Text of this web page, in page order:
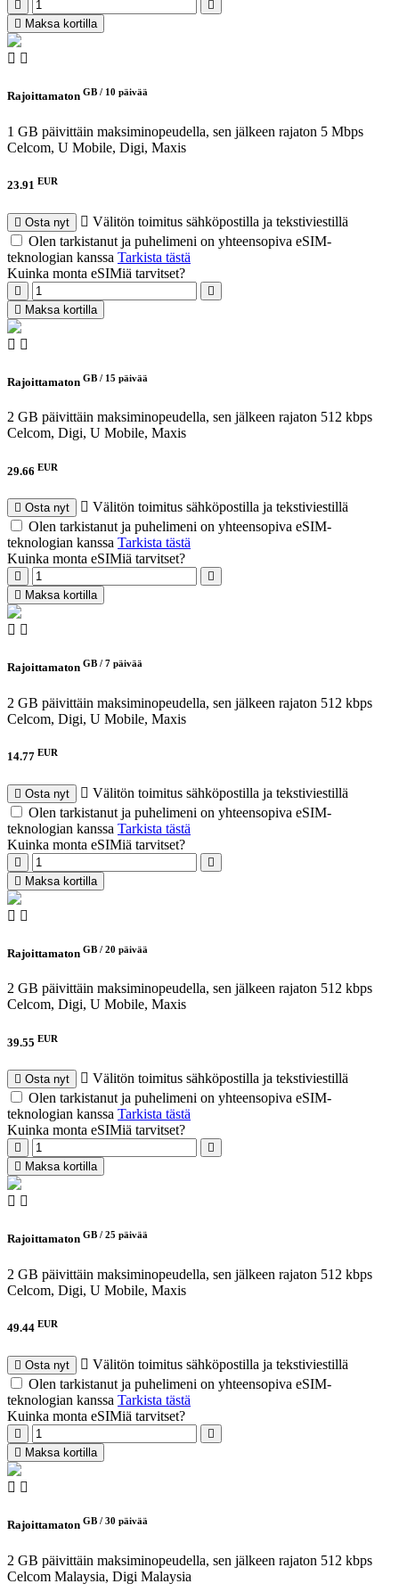
Maksa kortilla
Rajoittamaton GB / 10 päivää
1 GB päivittäin maksiminopeudella, sen jälkeen rajaton 5 Mbps
Celcom, U Mobile, Digi, Maxis
23.91 EUR
Osta nyt
Välitön toimitus sähköpostilla ja tekstiviestillä
Olen tarkistanut ja puhelimeni on yhteensopiva eSIM-
teknologian kanssa Tarkista tästä
Kuinka monta eSIMiä tarvitset?
Maksa kortilla
Rajoittamaton GB / 15 päivää
2 GB päivittäin maksiminopeudella, sen jälkeen rajaton 512 kbps
Celcom, Digi, U Mobile, Maxis
29.66 EUR
Osta nyt
Välitön toimitus sähköpostilla ja tekstiviestillä
Olen tarkistanut ja puhelimeni on yhteensopiva eSIM-
teknologian kanssa Tarkista tästä
Kuinka monta eSIMiä tarvitset?
Maksa kortilla
Rajoittamaton GB / 7 päivää
2 GB päivittäin maksiminopeudella, sen jälkeen rajaton 512 kbps
Celcom, Digi, U Mobile, Maxis
14.77 EUR
Osta nyt
Välitön toimitus sähköpostilla ja tekstiviestillä
Olen tarkistanut ja puhelimeni on yhteensopiva eSIM-
teknologian kanssa Tarkista tästä
Kuinka monta eSIMiä tarvitset?
Maksa kortilla
Rajoittamaton GB / 20 päivää
2 GB päivittäin maksiminopeudella, sen jälkeen rajaton 512 kbps
Celcom, Digi, U Mobile, Maxis
39.55 EUR
Osta nyt
Välitön toimitus sähköpostilla ja tekstiviestillä
Olen tarkistanut ja puhelimeni on yhteensopiva eSIM-
teknologian kanssa Tarkista tästä
Kuinka monta eSIMiä tarvitset?
Maksa kortilla
Rajoittamaton GB / 25 päivää
2 GB päivittäin maksiminopeudella, sen jälkeen rajaton 512 kbps
Celcom, Digi, U Mobile, Maxis
49.44 EUR
Osta nyt
Välitön toimitus sähköpostilla ja tekstiviestillä
Olen tarkistanut ja puhelimeni on yhteensopiva eSIM-
teknologian kanssa Tarkista tästä
Kuinka monta eSIMiä tarvitset?
Maksa kortilla
Rajoittamaton GB / 30 päivää
2 GB päivittäin maksiminopeudella, sen jälkeen rajaton 512 kbps
Celcom Malaysia, Digi Malaysia